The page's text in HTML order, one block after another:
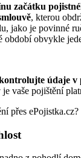
začátku
, kterou
jako je povinné
období obvykle
údaje v
vaše pojištění
přes ePojistka.cz?